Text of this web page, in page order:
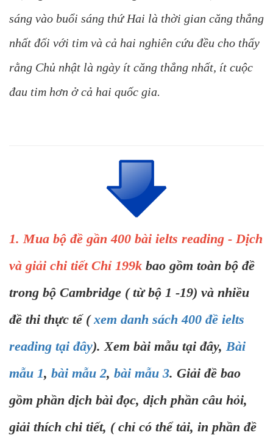
sáng vào buổi sáng thứ Hai là thời gian căng thẳng
nhất đối với tim và cả hai nghiên cứu đều cho thấy
rằng Chủ nhật là ngày ít căng thẳng nhất, ít cuộc
đau tim hơn ở cả hai quốc gia.
1. Mua bộ đề gần 400 bài ielts reading - Dịch
và giải chi tiết Chỉ 199k bao gồm toàn bộ đề
trong bộ Cambridge ( từ bộ 1 -19) và nhiều
đề thi thực tế (xem danh sách 400 đề ielts
reading tại đây). Xem bài mẫu tại đây, Bài
mẫu 1, bài mẫu 2, bài mẫu 3. Giải đề bao
gồm phần dịch bài đọc, dịch phần câu hỏi,
giải thích chi tiết, ( chỉ có thể tải, in phần đề